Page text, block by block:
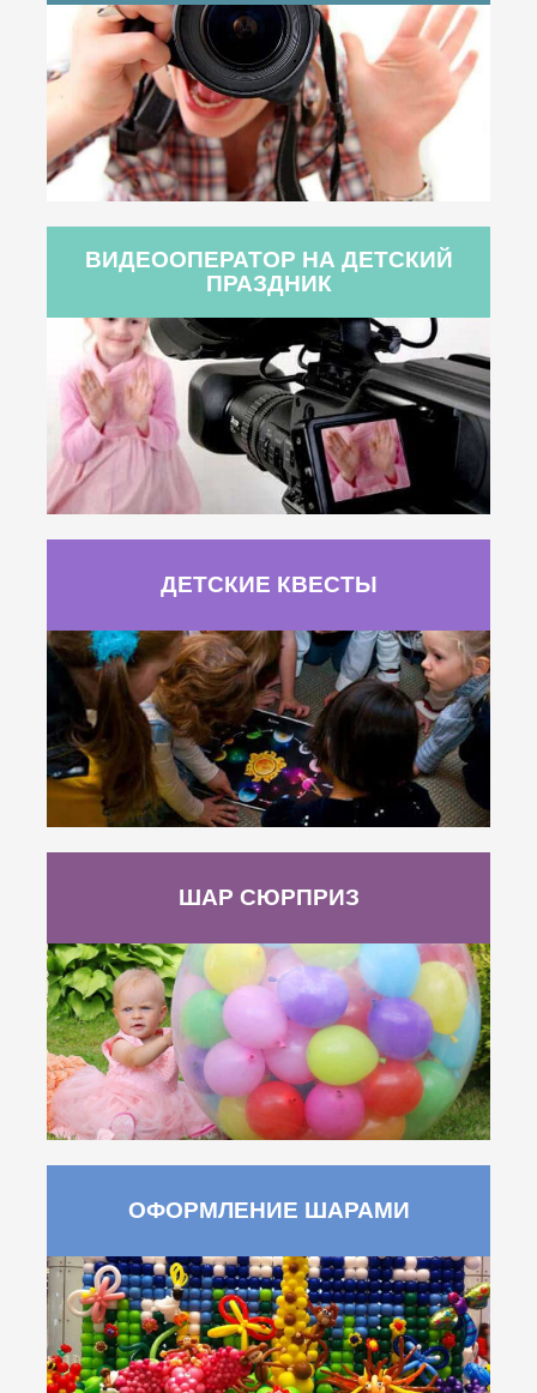
ВИДЕООПЕРАТОР НА ДЕТСКИЙ
ПРАЗДНИК
ДЕТСКИЕ КВЕСТЫ
ШАР СЮРПРИЗ
ОФОРМЛЕНИЕ ШАРАМИ